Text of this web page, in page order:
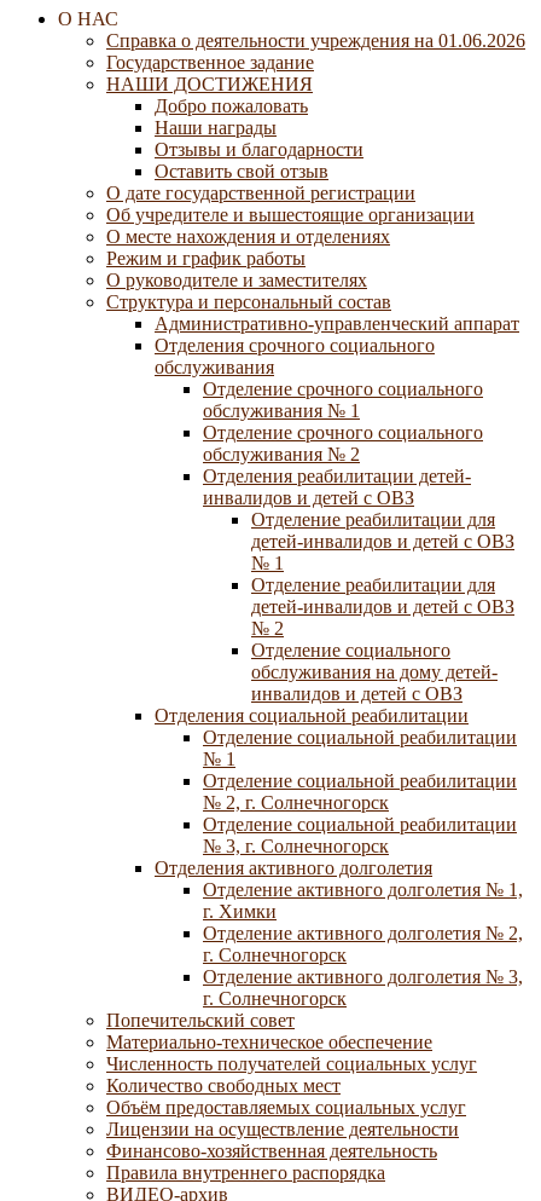
О НАС
Справка о деятельности учреждения на 01.06.2026
Государственное задание
НАШИ ДОСТИЖЕНИЯ
Добро пожаловать
Наши награды
Отзывы и благодарности
Оставить свой отзыв
О дате государственной регистрации
Об учредителе и вышестоящие организации
О месте нахождения и отделениях
Режим и график работы
О руководителе и заместителях
Структура и персональный состав
Административно-управленческий аппарат
Отделения срочного социального
обслуживания
Отделение срочного социального
обслуживания № 1
Отделение срочного социального
обслуживания № 2
Отделения реабилитации детей-
инвалидов и детей с ОВЗ
Отделение реабилитации для
детей-инвалидов и детей с ОВЗ
№ 1
Отделение реабилитации для
детей-инвалидов и детей с ОВЗ
№ 2
Отделение социального
обслуживания на дому детей-
инвалидов и детей с ОВЗ
Отделения социальной реабилитации
Отделение социальной реабилитации
№ 1
Отделение социальной реабилитации
№ 2, г. Солнечногорск
Отделение социальной реабилитации
№ 3, г. Солнечногорск
Отделения активного долголетия
Отделение активного долголетия № 1,
г. Химки
Отделение активного долголетия № 2,
г. Солнечногорск
Отделение активного долголетия № 3,
г. Солнечногорск
Попечительский совет
Материально-техническое обеспечение
Численность получателей социальных услуг
Количество свободных мест
Объём предоставляемых социальных услуг
Лицензии на осуществление деятельности
Финансово-хозяйственная деятельность
Правила внутреннего распорядка
ВИДЕО-архив